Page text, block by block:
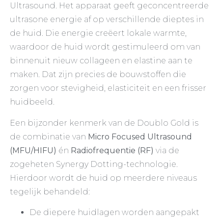
Ultrasound. Het apparaat geeft geconcentreerde
ultrasone energie af op verschillende dieptes in
de huid. Die energie creëert lokale warmte,
waardoor de huid wordt gestimuleerd om van
binnenuit nieuw collageen en elastine aan te
maken. Dat zijn precies de bouwstoffen die
zorgen voor stevigheid, elasticiteit en een frisser
huidbeeld.
Een bijzonder kenmerk van de Doublo Gold is
de combinatie van Micro Focused Ultrasound
(MFU/HIFU) én Radiofrequentie (RF) via de
zogeheten Synergy Dotting-technologie.
Hierdoor wordt de huid op meerdere niveaus
tegelijk behandeld:
De diepere huidlagen worden aangepakt